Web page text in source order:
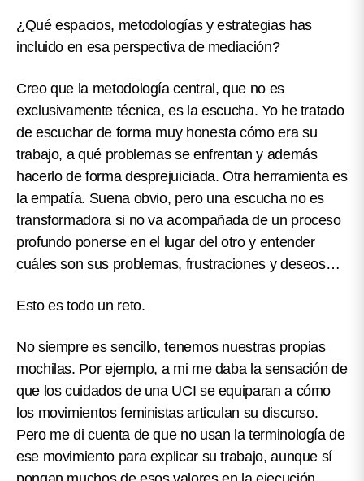
¿Qué espacios, metodologías y estrategias has
incluido en esa perspectiva de mediación?
Creo que la metodología central, que no es
exclusivamente técnica, es la escucha. Yo he tratado
de escuchar de forma muy honesta cómo era su
trabajo, a qué problemas se enfrentan y además
hacerlo de forma desprejuiciada. Otra herramienta es
la empatía. Suena obvio, pero una escucha no es
transformadora si no va acompañada de un proceso
profundo ponerse en el lugar del otro y entender
cuáles son sus problemas, frustraciones y deseos…
Esto es todo un reto.
No siempre es sencillo, tenemos nuestras propias
mochilas. Por ejemplo, a mi me daba la sensación de
que los cuidados de una UCI se equiparan a cómo
los movimientos feministas articulan su discurso.
Pero me di cuenta de que no usan la terminología de
ese movimiento para explicar su trabajo, aunque sí